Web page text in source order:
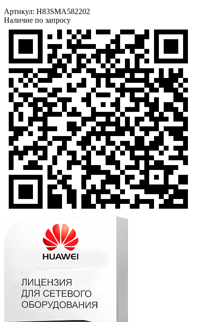
Артикул: H83SMA582202
Наличие по запросу